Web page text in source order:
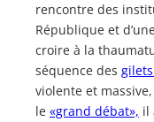
rencontre des
République et
croire à la
séquence des
violente et
le «grand débat», il